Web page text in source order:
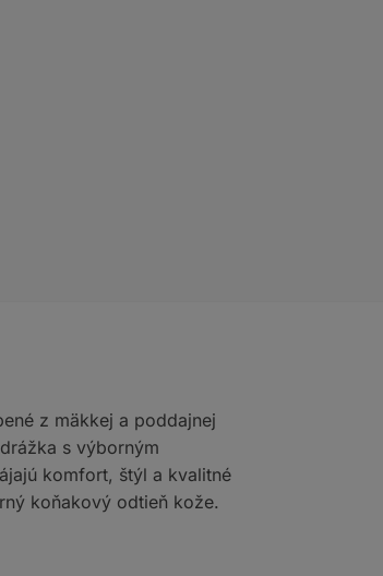
z mäkkej a poddajnej
s výborným
komfort, štýl a kvalitné
koňakový odtieň kože.